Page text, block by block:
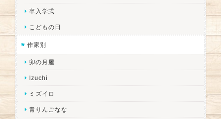
卒入学式
こどもの日
作家別
卯の月屋
Izuchi
ミズイロ
青りんごなな